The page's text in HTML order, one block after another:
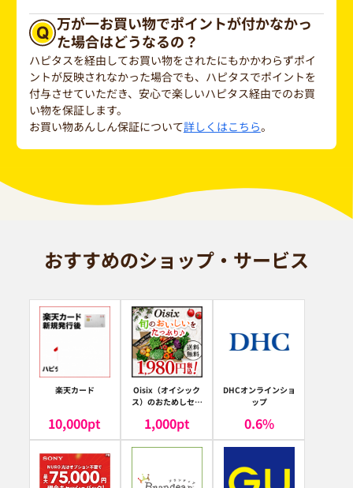
万が一お買い物でポイントが付かなかっ
た場合はどうなるの？
ハピタスを経由してお買い物をされたにもかかわらずポイ
ントが反映されなかった場合でも、ハピタスでポイントを
付与させていただき、安心で楽しいハピタス経由でのお買
い物を保証します。
お買い物あんしん保証について詳しくはこちら。
おすすめのショップ・サービス
楽天カード
10,000pt
Oisix（オイシック
ス）のおためしセッ
1,000pt
DHCオンラインショ
ップ
0.6%